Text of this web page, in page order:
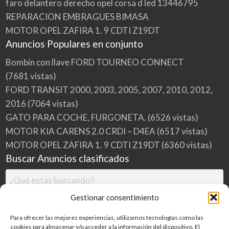
Gestionar consentimiento
Para ofrecer las mejores experiencias, utilizamos tecnologías como las
cookies para almacenar y/o acceder a la información del dispositivo. El
E
M
A
D
R
I
D
faro delantero derecho opel corsa d led 13446795
REPARACION EMBRAGUES BIMASA
MOTOR OPEL ZAFIRA 1. 9 CDTI Z19DT
Anuncios Populares en conjunto
Bombín con llave FORD TOURNEO CONNECT
(7681 vistas)
FORD TRANSIT 2000, 2003, 2005, 2007, 2010, 2012,
2016 (7064 vistas)
GATO PARA COCHE, FURGONETA. (6526 vistas)
MOTOR KIA CARENS 2.0 CRDI – D4EA (6517 vistas)
MOTOR OPEL ZAFIRA 1. 9 CDTI Z19DT (6360 vistas)
Buscar Anuncios clasificados